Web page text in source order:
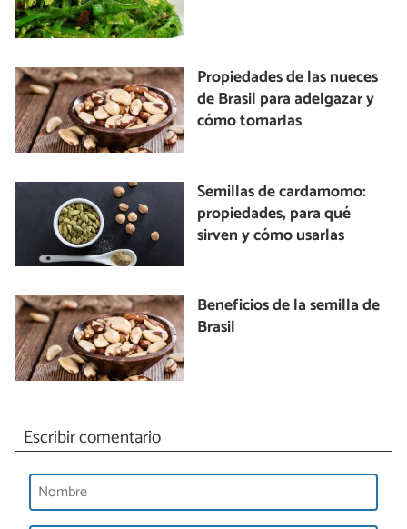
Propiedades de las nueces
de Brasil para adelgazar y
cómo tomarlas
Semillas de cardamomo:
propiedades, para qué
sirven y cómo usarlas
Beneficios de la semilla de
Brasil
Escribir comentario